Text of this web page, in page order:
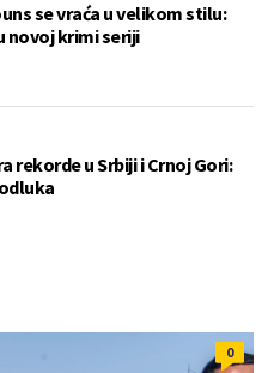
se vraća u velikom stilu:
novoj krimi seriji
rekorde u Srbiji i Crnoj Gori:
0